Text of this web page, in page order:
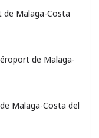
de Malaga-Costa
de Malaga-
Malaga-Costa del